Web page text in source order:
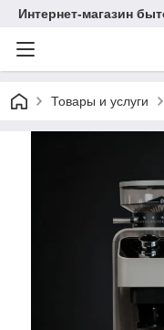
Интернет-магазин
Товары и услуги